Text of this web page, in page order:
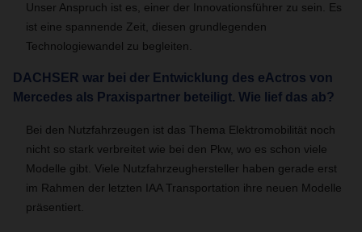
Unser Anspruch ist es, einer der Innovationsführer zu sein. Es
ist eine spannende Zeit, diesen grundlegenden
Technologiewandel zu begleiten.
DACHSER war bei der Entwicklung des eActros von
Mercedes als Praxispartner beteiligt. Wie lief das ab?
Bei den Nutzfahrzeugen ist das Thema Elektromobilität noch
nicht so stark verbreitet wie bei den Pkw, wo es schon viele
Modelle gibt. Viele Nutzfahrzeughersteller haben gerade erst
im Rahmen der letzten IAA Transportation ihre neuen Modelle
präsentiert.